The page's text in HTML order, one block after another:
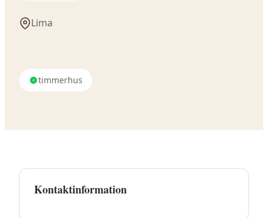
Lima
timmerhus
Kontaktinformation